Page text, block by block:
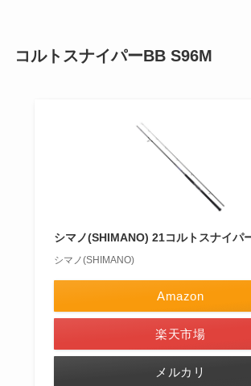
コルトスナイパーBB S96M
シマノ(SHIMANO) 21コルトスナイパ
シマノ(SHIMANO)
Amazon
楽天市場
メルカリ